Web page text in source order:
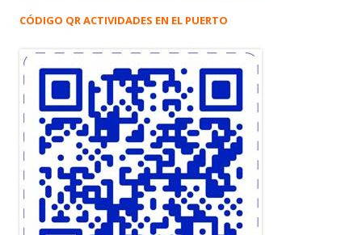
CÓDIGO QR ACTIVIDADES EN EL PUERTO